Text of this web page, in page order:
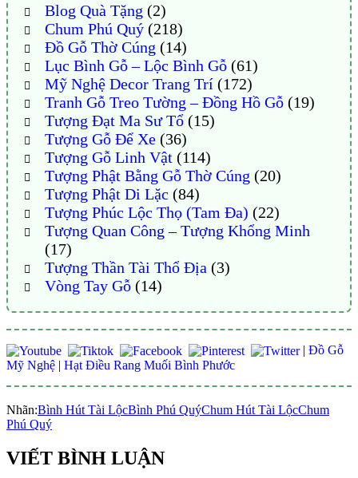
Blog Quà Tặng (2)
Chum Phú Quý(218)
Đồ Gỗ Thờ Cúng (14)
Lục Bình Gỗ – Lộc Bình Gỗ(61)
Mỹ Nghệ Decor Trang Trí(172)
Tranh Gỗ Treo Tường – Đồng Hồ Gỗ(19)
Tượng Đạt Ma Sư Tổ(15)
Tượng Gỗ Để Xe(36)
Tượng Gỗ Linh Vật(114)
Tượng Phật Bằng Gỗ Thờ Cúng (20)
Tượng Phật Di Lặc (84)
Tượng Phúc Lộc Thọ (Tam Đa) (22)
Tượng Quan Công – Tượng Khổng Minh
(17)
Tượng Thần Tài Thổ Địa (3)
Vòng Tay Gỗ(14)
| Đồ Gỗ
Mỹ Nghệ | Hạt Điều Rang Muối Bình Phước
Nhãn:Bình Hút Tài LộcBình Phú QuýChum Hút Tài LộcChum
Phú Quý
VIẾT BÌNH LUẬN